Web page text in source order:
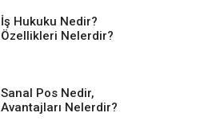
İş Hukuku Nedir?
Özellikleri Nelerdir?
Sanal Pos Nedir,
Avantajları Nelerdir?